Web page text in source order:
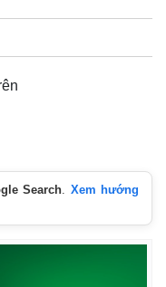
Search. Xem hướng